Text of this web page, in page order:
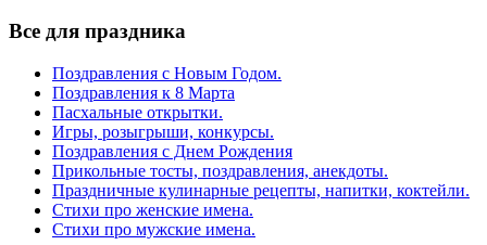
Все для праздника
Поздравления с Новым Годом.
Поздравления к 8 Марта
Пасхальные открытки.
Игры, розыгрыши, конкурсы.
Поздравления с Днем Рождения
Прикольные тосты, поздравления, анекдоты.
Праздничные кулинарные рецепты, напитки, коктейли.
Стихи про женские имена.
Стихи про мужские имена.